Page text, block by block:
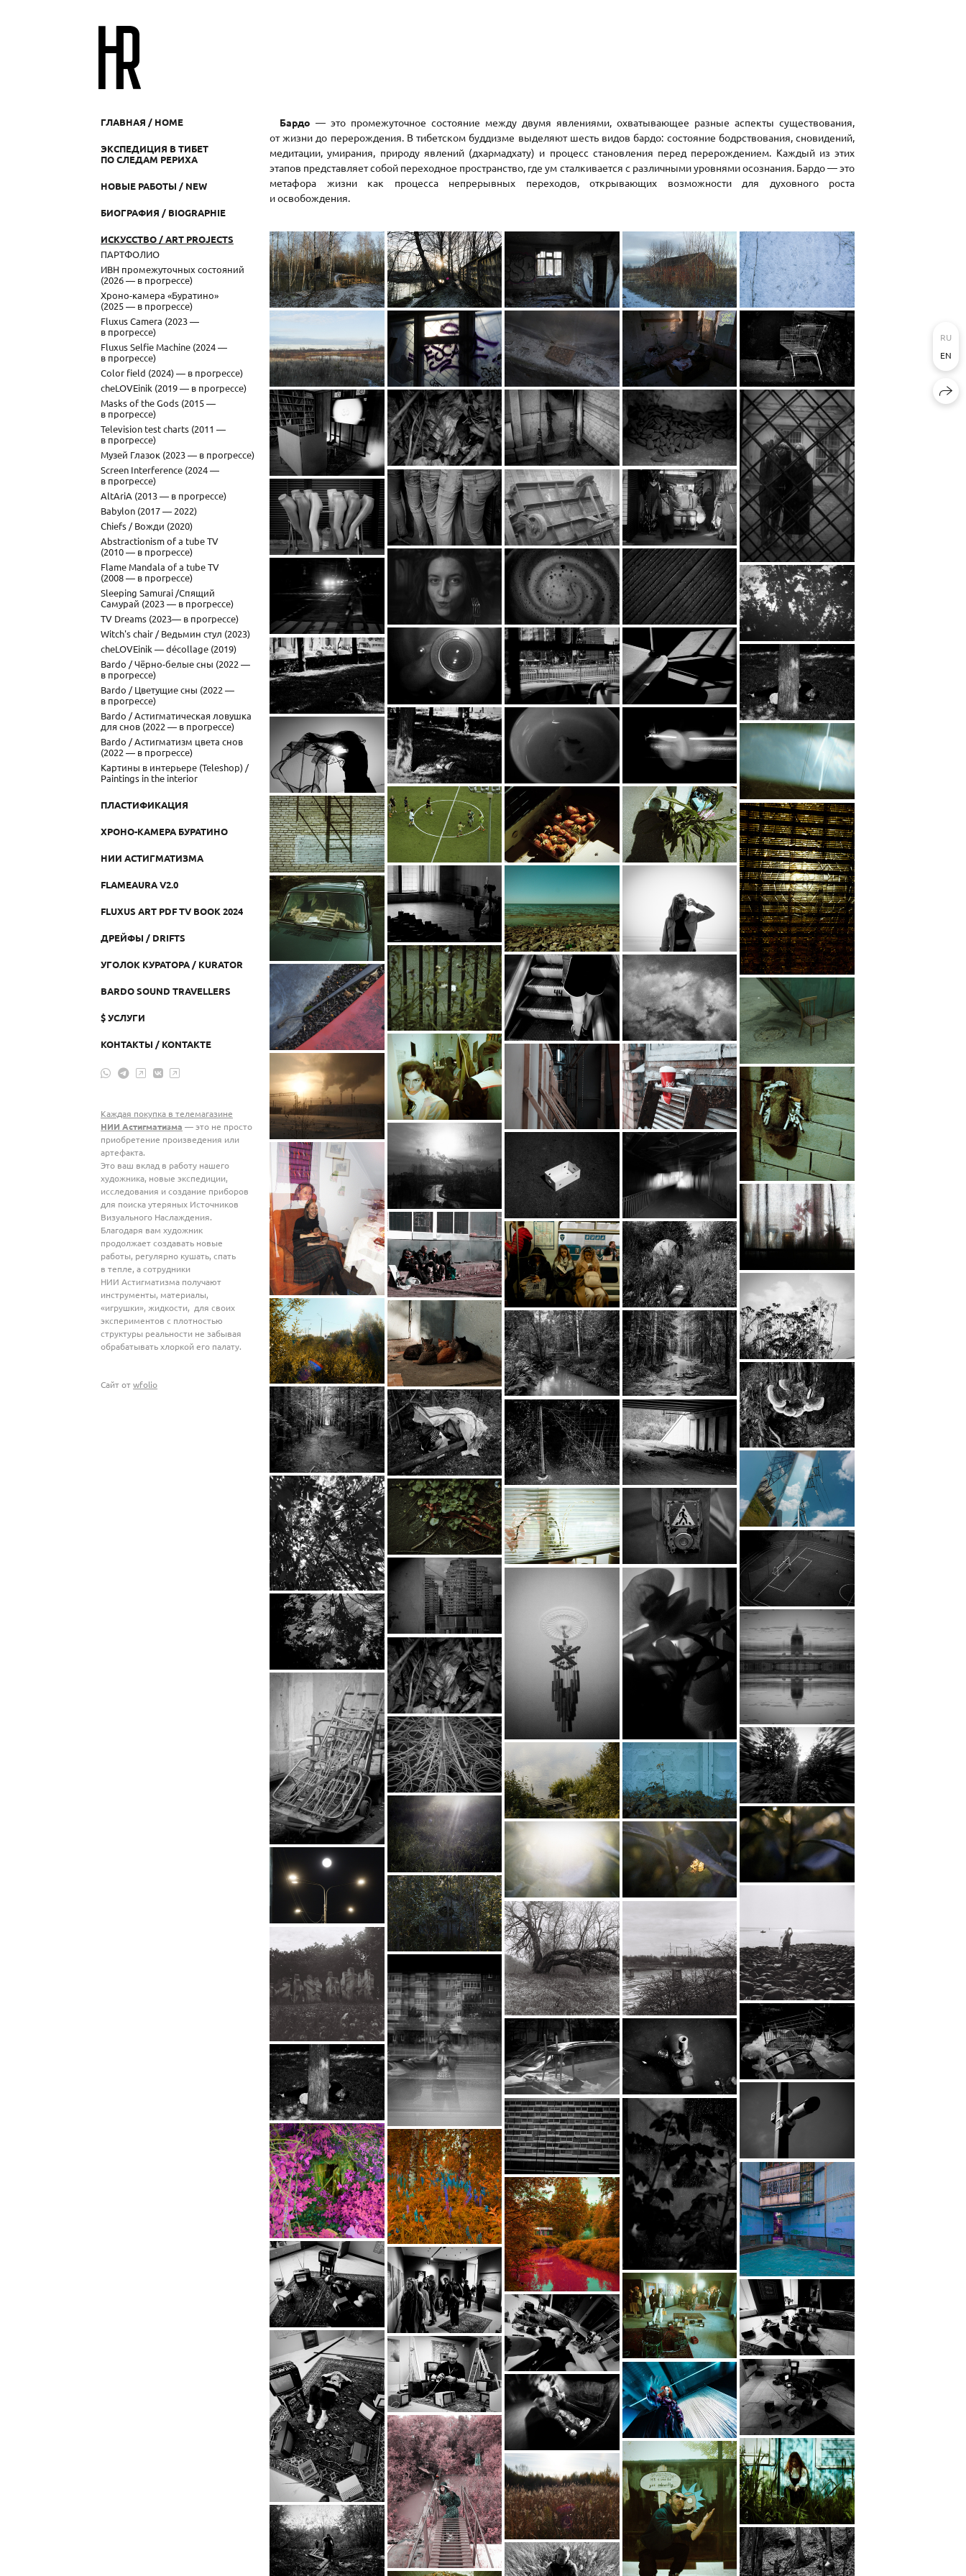
ГЛАВНАЯ / HOME
ЭКСПЕДИЦИЯ В ТИБЕТ
ПО СЛЕДАМ РЕРИХА
НОВЫЕ РАБОТЫ / NEW
БИОГРАФИЯ / BIOGRAPHIE
ИСКУССТВО / ART PROJECTS
ПАРТФОЛИО
ИВН промежуточных состояний
(2026 — в прогрессе)
Хроно-камера «Буратино»
(2025 — в прогрессе)
Fluxus Camera (2023 —
в прогрессе)
Fluxus Selfie Machine (2024 —
в прогрессе)
Color field (2024) — в прогрессе)
cheLOVEinik (2019 — в прогрессе)
Masks of the Gods (2015 —
в прогрессе)
Television test charts (2011 —
в прогрессе)
Музей Глазок (2023 — в прогрессе)
Screen Interference (2024 —
в прогрессе)
AltAriA (2013 — в прогрессе)
Babylon (2017 — 2022)
Chiefs / Вожди (2020)
Abstractionism of a tube TV
(2010 — в прогрессе)
Flame Mandala of a tube TV
(2008 — в прогрессе)
Sleeping Samurai /Спящий
Самурай (2023 — в прогрессе)
TV Dreams (2023— в прогрессе)
Witch's chair / Ведьмин стул (2023)
cheLOVEinik — décollage (2019)
Bardo / Чёрно-белые сны (2022 —
в прогрессе)
Bardo / Цветущие сны (2022 —
в прогрессе)
Bardo / Астигматическая ловушка
для снов (2022 — в прогрессе)
Bardo / Астигматизм цвета снов
(2022 — в прогрессе)
Картины в интерьере (Teleshop) /
Paintings in the interior
ПЛАСТИФИКАЦИЯ
ХРОНО-КАМЕРА БУРАТИНО
НИИ АСТИГМАТИЗМА
FLAMEAURA V2.0
FLUXUS ART PDF TV BOOK 2024
ДРЕЙФЫ / DRIFTS
УГОЛОК КУРАТОРА / KURATOR
BARDO SOUND TRAVELLERS
$ УСЛУГИ
КОНТАКТЫ / KONTAKTE
Каждая покупка в телемагазине
НИИ Астигматизма — это не просто
приобретение произведения или
артефакта.
Это ваш вклад в работу нашего
художника, новые экспедиции,
исследования и создание приборов
для поиска утеряных Источников
Визуального Наслаждения.
Благодаря вам художник
продолжает создавать новые
работы, регулярно кушать, спать
в тепле, а сотрудники
НИИ Астигматизма получают
инструменты, материалы,
«игрушки», жидкости, для своих
экспериментов с плотностью
структуры реальности не забывая
обрабатывать хлоркой его палату.
Сайт отwfolio
Бардо — это промежуточное состояние между двумя явлениями, охватывающее разные аспекты существования,
от жизни до перерождения. В тибетском буддизме выделяют шесть видов бардо: состояние бодрствования, сновидений,
медитации, умирания, природу явлений (дхармадхату) и процесс становления перед перерождением. Каждый из этих
этапов представляет собой переходное пространство, где ум сталкивается с различными уровнями осознания. Бардо — это
метафора жизни как процесса непрерывных переходов, открывающих возможности для духовного роста
и освобождения.
RU
EN